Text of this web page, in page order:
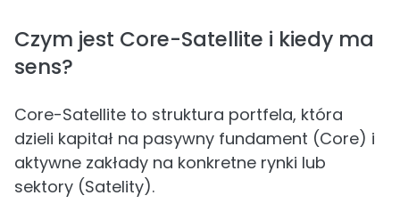
Czym jest Core-Satellite i kiedy ma
sens?
Core-Satellite to struktura portfela, która
dzieli kapitał na pasywny fundament (Core) i
aktywne zakłady na konkretne rynki lub
sektory (Satelity).